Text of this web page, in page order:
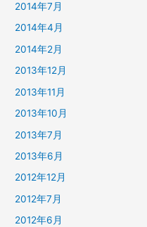
2014年7月
2014年4月
2014年2月
2013年12月
2013年11月
2013年10月
2013年7月
2013年6月
2012年12月
2012年7月
2012年6月